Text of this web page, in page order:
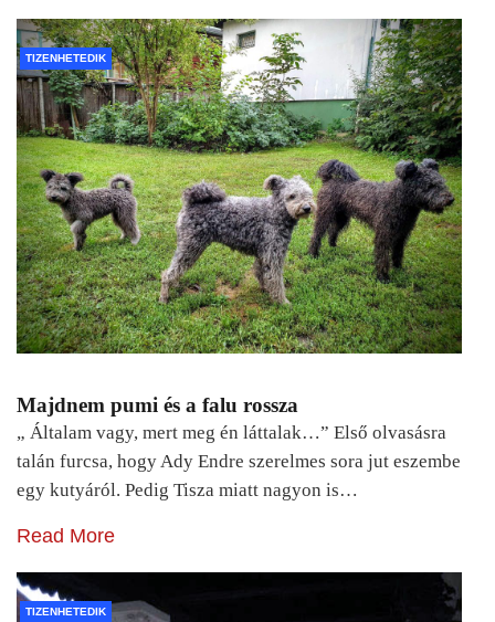
TIZENHETEDIK
Majdnem pumi és a falu rossza
„ Általam vagy, mert meg én láttalak…” Első olvasásra
talán furcsa, hogy Ady Endre szerelmes sora jut eszembe
egy kutyáról. Pedig Tisza miatt nagyon is…
Read More
TIZENHETEDIK